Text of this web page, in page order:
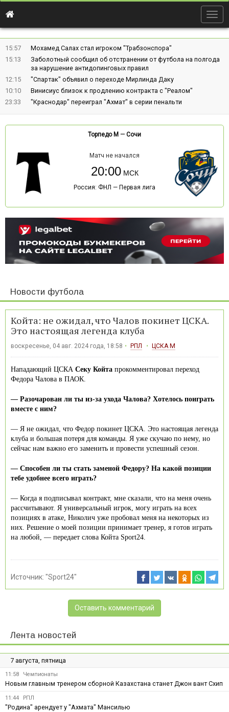
15:57
Мохамед Салах стал игроком "Трабзонспора"
15:13
Заболотный сообщил об отстранении от футбола на полгода
за нарушение антидопинговых правил
12:15
"Спартак" объявил о переходе Мирлинда Даку
10:10
Винисиус близок к продлению контракта с "Реалом"
23:33
"Краснодар" переиграл "Ахмат" в серии пенальти
Торпедо М — Сочи
Матч не начался
20:00
Россия: ФНЛ — Первая лига
Новости футбола
Койта: не ожидал, что Чалов покинет ЦСКА.
Это настоящая легенда клуба
воскресенье, 04 авг. 2024 года, 18:58 РПЛ ЦСКА М
Нападающий ЦСКА Секу Койта прокомментировал переход
Федора Чалова в ПАОК.
— Разочарован ли ты из-за ухода Чалова? Хотелось поиграть
вместе с ним?
— Я не ожидал, что Федор покинет ЦСКА. Это настоящая легенда
клуба и большая потеря для команды. Я уже скучаю по нему, но
сейчас нам важно его заменить и провести успешный сезон.
— Способен ли ты стать заменой Федору? На какой позиции
тебе удобнее всего играть?
— Когда я подписывал контракт, мне сказали, что на меня очень
рассчитывают. Я универсальный игрок, могу играть на всех
позициях в атаке, Николич уже пробовал меня на некоторых из
них. Решение о моей позиции принимает тренер, я готов играть
на любой, — передает слова Койта Sport24.
Источник: "Sport24"
Оставить комментарий
Лента новостей
7 августа, пятница
11:58 Чемпионаты
Новым главным тренером сборной Казахстана станет Джон вант Схип
11:44 РПЛ
"Родина" арендует у "Ахмата" Мансилью